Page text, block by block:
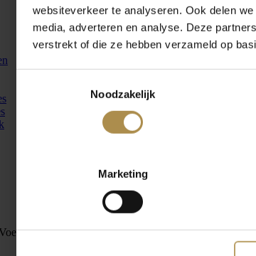
websiteverkeer te analyseren. Ook delen
media, adverteren en analyse. Deze
verstrekt of die ze hebben verzameld op
Noodzakelijk
Marketing
een zoekterm in: